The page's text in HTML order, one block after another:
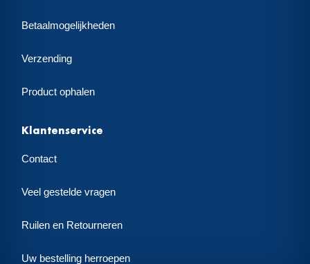
Betaalmogelijkheden
Verzending
Product ophalen
Klantenservice
Contact
Veel gestelde vragen
Ruilen en Retourneren
Uw bestelling herroepen